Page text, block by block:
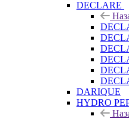
DECLARE
DARIQUE
HYDRO